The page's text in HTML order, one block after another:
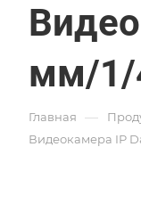
мм/1/
Главная —
Видеокамера IP